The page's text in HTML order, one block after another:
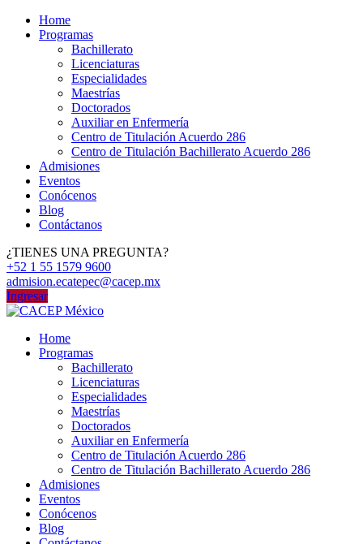
Home
Programas
Bachillerato
Licenciaturas
Especialidades
Maestrías
Doctorados
Auxiliar en Enfermería
Centro de Titulación Acuerdo 286
Centro de Titulación Bachillerato Acuerdo 286
Admisiones
Eventos
Conócenos
Blog
Contáctanos
¿TIENES UNA PREGUNTA?
+52 1 55 1579 9600
admision.ecatepec@cacep.mx
Ingresar
Home
Programas
Bachillerato
Licenciaturas
Especialidades
Maestrías
Doctorados
Auxiliar en Enfermería
Centro de Titulación Acuerdo 286
Centro de Titulación Bachillerato Acuerdo 286
Admisiones
Eventos
Conócenos
Blog